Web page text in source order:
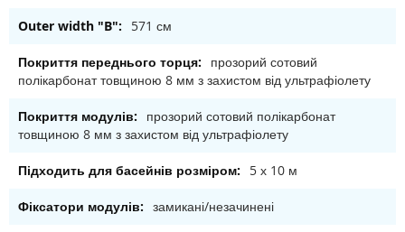
571 см
прозорий сотовий
полікарбонат товщиною 8 мм з захистом від ультрафіолету
прозорий сотовий полікарбонат
товщиною 8 мм з захистом від ультрафіолету
5 х 10 м
замикані/незачинені